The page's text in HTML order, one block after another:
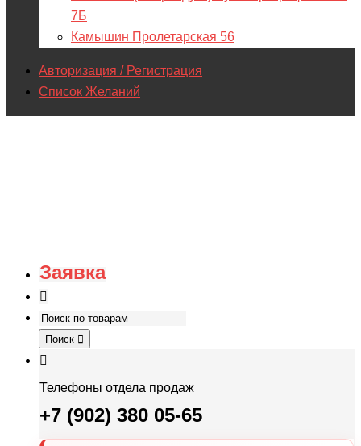
7Б
Камышин Пролетарская 56
Авторизация / Регистрация
Список Желаний
Заявка
Поиск
Телефоны отдела продаж
+7 (902) 380 05-65